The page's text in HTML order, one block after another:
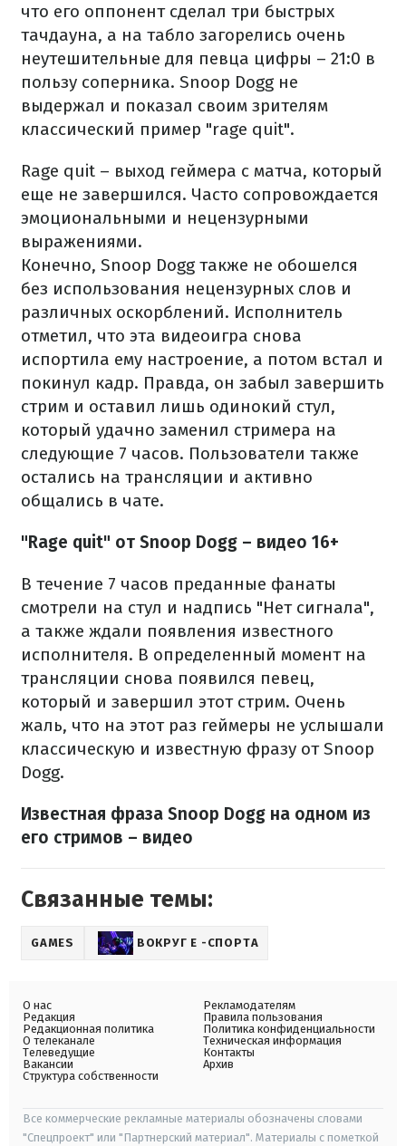
что его оппонент сделал три быстрых
тачдауна, а на табло загорелись очень
неутешительные для певца цифры – 21:0 в
пользу соперника. Snoop Dogg не
выдержал и показал своим зрителям
классический пример "rage quit".
Rage quit – выход геймера с матча, который
еще не завершился. Часто сопровождается
эмоциональными и нецензурными
выражениями.
Конечно, Snoop Dogg также не обошелся
без использования нецензурных слов и
различных оскорблений. Исполнитель
отметил, что эта видеоигра снова
испортила ему настроение, а потом встал и
покинул кадр. Правда, он забыл завершить
стрим и оставил лишь одинокий стул,
который удачно заменил стримера на
следующие 7 часов. Пользователи также
остались на трансляции и активно
общались в чате.
"Rage quit" от Snoop Dogg – видео 16+
В течение 7 часов преданные фанаты
смотрели на стул и надпись "Нет сигнала",
а также ждали появления известного
исполнителя. В определенный момент на
трансляции снова появился певец,
который и завершил этот стрим. Очень
жаль, что на этот раз геймеры не услышали
классическую и известную фразу от Snoop
Dogg.
Известная фраза Snoop Dogg на одном из
его стримов – видео
Связанные темы:
GAMES ВОКРУГ Е -СПОРТА
О нас
Редакция
Редакционная политика
О телеканале
Телеведущие
Вакансии
Структура собственности
Рекламодателям
Правила пользования
Политика конфиденциальности
Техническая информация
Контакты
Архив
Все коммерческие рекламные материалы обозначены словами
"Спецпроект" или "Партнерский материал". Материалы с пометкой